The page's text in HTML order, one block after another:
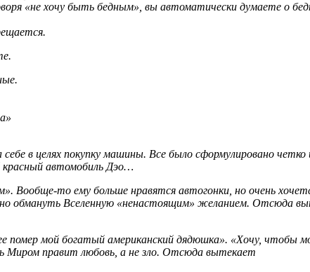
«не хочу быть бедным», вы автоматически думаете о
в целях покупку машины. Все было сформулировано
красный автомобиль Дэо…
Вообще-то ему больше нравятся автогонки, но очень
обмануть Вселенную «ненастоящим» желанием. Отсюда
мой богатый американский дядюшка». «Хочу, чтобы
Миром правит любовь, а не зло. Отсюда вытекает